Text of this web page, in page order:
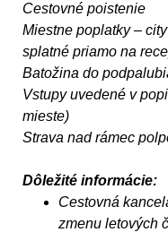
Cestovné poistenie
Miestne poplatky –
splatné priamo na
Batožina do
Vstupy uvedené v
mieste)
Strava nad rámec
Dôležité informácie:
Cestovná
zmenu letových